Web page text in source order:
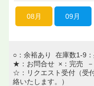
08月 09月
○：余裕あり 在庫数1-9
★：お問合せ ×：完売 －
☆：リクエスト受付（受
絡いたします。）